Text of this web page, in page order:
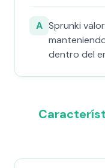
A Sprunki
dentro del